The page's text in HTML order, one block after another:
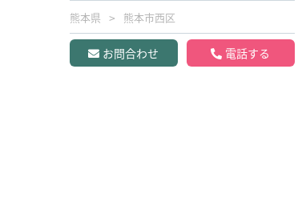
熊本県 熊本市西区
お問合わせ 電話する